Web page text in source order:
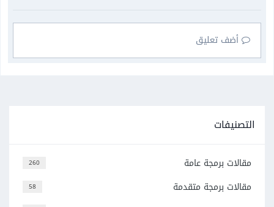
أضف تعليق
التصنيفات
260 مقالات برمجة عامة
58 مقالات برمجة متقدمة